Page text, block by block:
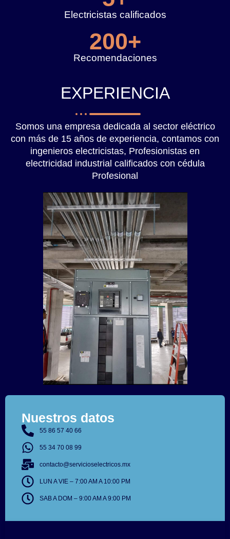
Electricistas calificados
Recomendaciones
200+
EXPERIENCIA
Somos una empresa dedicada al sector eléctrico
con más de 15 años de experiencia, contamos con
ingenieros electricistas, Profesionistas en
electricidad industrial calificados con cédula
Profesional
Nuestros datos
55 86 57 40 66
55 34 70 08 99
contacto@servicioselectricos.mx
LUN A VIE – 7:00 AM A 10:00 PM
SAB A DOM – 9:00 AM A 9:00 PM